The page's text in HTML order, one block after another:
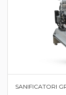
SANIFICATORI